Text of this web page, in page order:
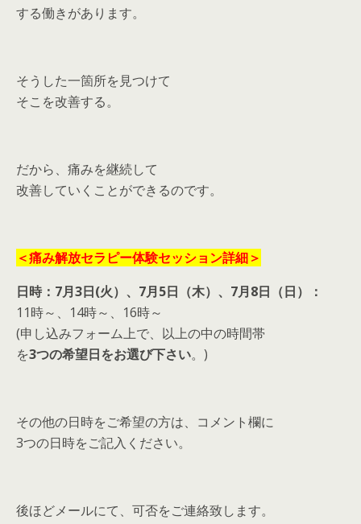
する働きがあります。
そうした一箇所を見つけて
そこを改善する。
だから、痛みを継続して
改善していくことができるのです。
＜痛み解放セラピー体験セッション詳細＞
日時：7月3日(火）、7月5日（木）、7月8日（日）：
11時～、14時～、16時～
(申し込みフォーム上で、以上の中の時間帯
を3つの希望日をお選び下さい。)
その他の日時をご希望の方は、コメント欄に
3つの日時をご記入ください。
後ほどメールにて、可否をご連絡致します。